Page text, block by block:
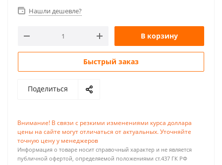
Нашли дешевле?
В корзину
Быстрый заказ
Поделиться
Внимание! В связи с резкими изменениями курса доллара
цены на сайте могут отличаться от актуальных. Уточняйте
точную цену у менеджеров
Информация о товаре носит справочный характер и не является
публичной офертой, определяемой положениями ст.437 ГК РФ